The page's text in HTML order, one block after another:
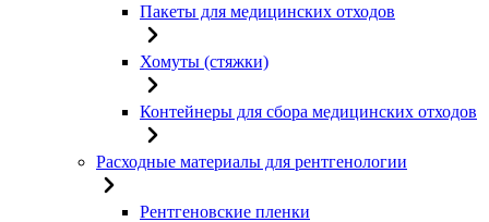
Пакеты для медицинских отходов
Хомуты (стяжки)
Контейнеры для сбора медицинских отходов
Расходные материалы для рентгенологии
Рентгеновские пленки